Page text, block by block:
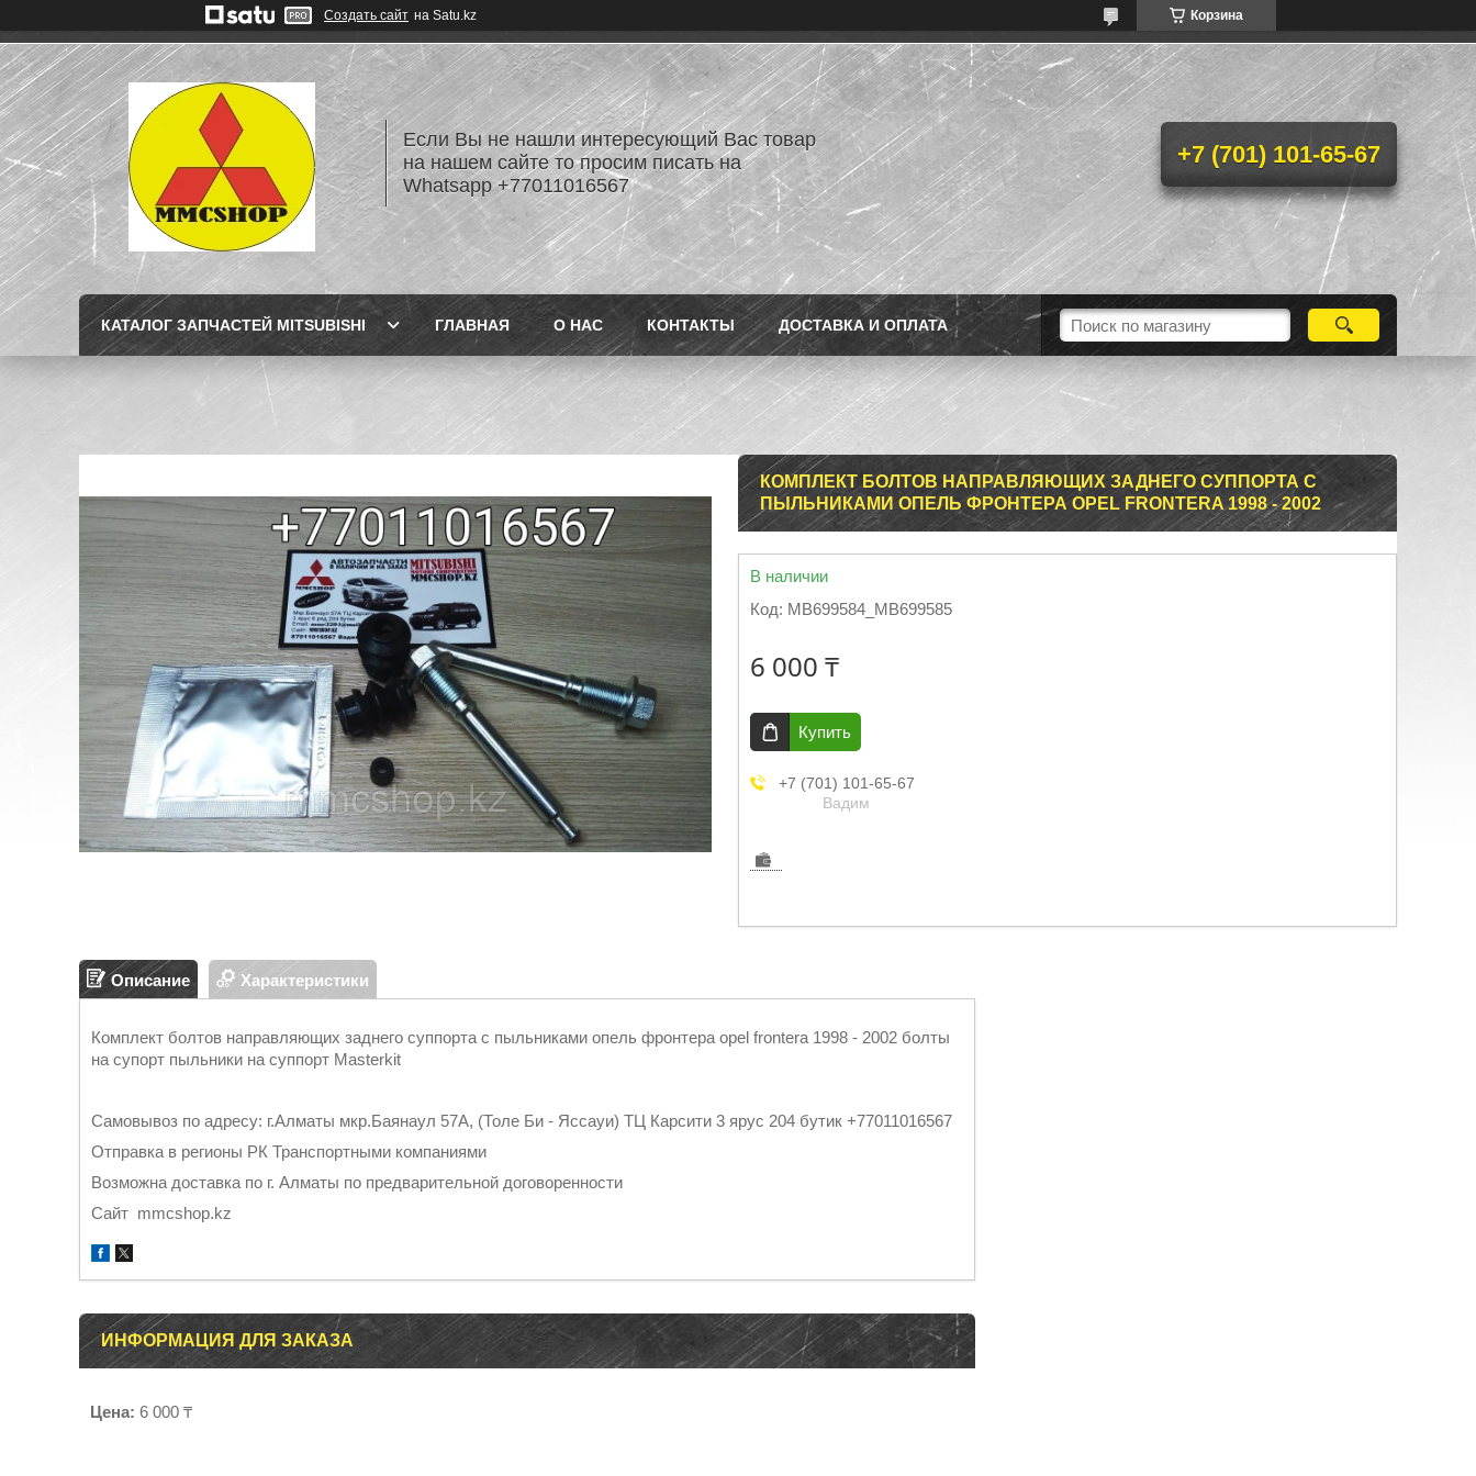
Создать сайт на Satu.kz Корзина
Если Вы не нашли интересующий Вас товар
на нашем сайте то просим писать на
Whatsapp +77011016567
+7 (701) 101-65-67
КАТАЛОГ ЗАПЧАСТЕЙ MITSUBISHI ГЛАВНАЯ О НАС КОНТАКТЫ ДОСТАВКА И ОПЛАТА
КОМПЛЕКТ БОЛТОВ НАПРАВЛЯЮЩИХ ЗАДНЕГО СУППОРТА С
ПЫЛЬНИКАМИ ОПЕЛЬ ФРОНТЕРА OPEL FRONTERA 1998 - 2002
В наличии
Код: MB699584_MB699585
6 000 ₸
Купить
+7 (701) 101-65-67
Вадим
Описание Характеристики
Комплект болтов направляющих заднего суппорта с пыльниками опель фронтера opel frontera 1998 - 2002 болты
на супорт пыльники на суппорт Masterkit
Самовывоз по адресу: г.Алматы мкр.Баянаул 57А, (Толе Би - Яссауи) ТЦ Карсити 3 ярус 204 бутик +77011016567
Отправка в регионы РК Транспортными компаниями
Возможна доставка по г. Алматы по предварительной договоренности
Cайт mmcshop.kz
ИНФОРМАЦИЯ ДЛЯ ЗАКАЗА
Цена: 6 000 ₸